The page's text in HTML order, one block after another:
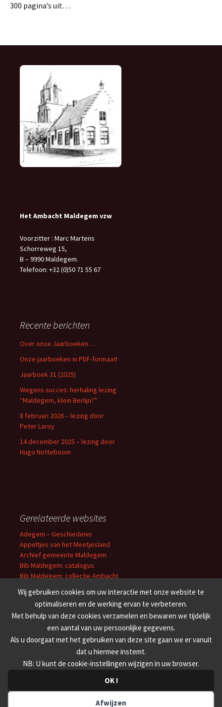
300 pagina’s uit…
Het Ambacht Maldegem vzw
Voorzitter : Marc Martens
Schorreweg 15,
B – 9990 Maldegem.
Telefoon: +32 (0)50 71 55 67
Recente berichten
Over onze Jaarboeken…
Onze jaarboeken in PDF-formaat!
Jaarboek 31 (2025)
Wegens succes: herhaling lezing
“Maldegem, klein Berlijn?”
8 februari 2026 – lezing door
Peter Laroy
14 december 2025 – lezing door
Hugo Notteboom
Gerelateerde websites
Adegem – Geschiedenis
Appeltjes van het Meetjesland
Archief gemeente Maldegem
Bib Maldegem: catalogus
Bib Maldegem: collectie Ambacht
Cultuuroverleg Meetjesland
Erfgoedbank Meetjesland
Familiekunde Meetjesland
’t Getrouwe Maldeghem
Weekblad van Maldeghem
Wij gebruiken cookies om uw interactie met onze website te
optimaliseren en de werking ervan te verbeteren.
Met behulp van deze cookies verzamelen en bewaren we tijdelijk
een aantal van uw persoonlijke gegevens.
Als u doorgaat met het gebruiken van deze site gaan we er vanuit
dat u hiermee instemt.
NB: U kunt de cookie-instellingen wijzigen in uw browser.
OK !
Afwijzen